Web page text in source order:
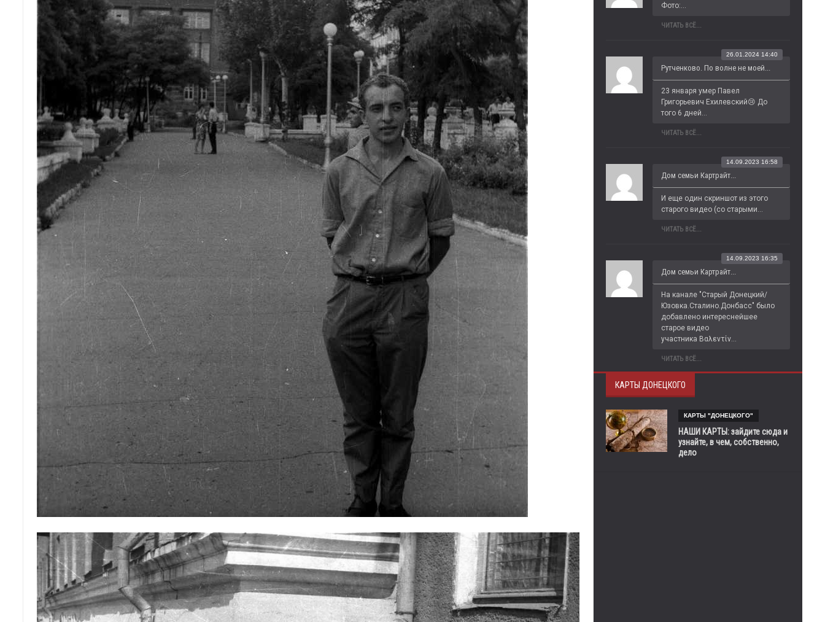
Фото:...
ЧИТАТЬ ВСЁ...
Рутченково. По волне не моей...
26.01.2024 14:40
23 января умер Павел
Григорьевич Ехилевский😢 До
того 6 дней...
ЧИТАТЬ ВСЁ...
Дом семьи Картрайт...
14.09.2023 16:58
И еще один скриншот из этого
старого видео (со старыми...
ЧИТАТЬ ВСЁ...
Дом семьи Картрайт...
14.09.2023 16:35
На канале "Старый Донецкий/
Юзовка.Сталино.Донбасс" было
добавлено интереснейшее
старое видео
участника Βαλεντίν...
ЧИТАТЬ ВСЁ...
КАРТЫ ДОНЕЦКОГО
КАРТЫ "ДОНЕЦКОГО"
НАШИ КАРТЫ: зайдите сюда и
узнайте, в чем, собственно,
дело